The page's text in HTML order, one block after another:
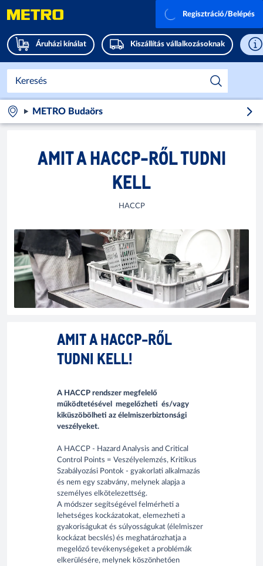
Áruházi kínálat Kiszállítás vállalkozásoknak
Regisztráció/Belépés
METRO Budaörs
AMIT A HACCP-RŐL TUDNI
KELL
HACCP
AMIT A HACCP-RŐL
TUDNI KELL!
A HACCP rendszer megfelelő
működtetésével megelőzheti és/vagy
kiküszöbölheti az élelmiszerbiztonsági
veszélyeket.
A HACCP - Hazard Analysis and Critical
Control Points = Veszélyelemzés, Kritikus
Szabályozási Pontok - gyakorlati alkalmazás
és nem egy szabvány, melynek alapja a
személyes elkötelezettség.
A módszer segítségével felmérheti a
lehetséges kockázatokat, elemezheti a
gyakoriságukat és súlyosságukat (élelmiszer
kockázat becslés) és meghatározhatja a
megelőző tevékenységeket a problémák
elkerülésére, melynek köszönhetően